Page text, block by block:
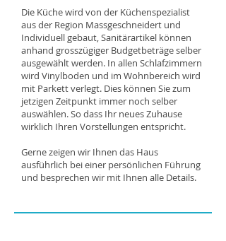
Die Küche wird von der Küchenspezialist
aus der Region Massgeschneidert und
Individuell gebaut, Sanitärartikel können
anhand grosszügiger Budgetbeträge selber
ausgewählt werden. In allen Schlafzimmern
wird Vinylboden und im Wohnbereich wird
mit Parkett verlegt. Dies können Sie zum
jetzigen Zeitpunkt immer noch selber
auswählen. So dass Ihr neues Zuhause
wirklich Ihren Vorstellungen entspricht.
Gerne zeigen wir Ihnen das Haus
ausführlich bei einer persönlichen Führung
und besprechen wir mit Ihnen alle Details.